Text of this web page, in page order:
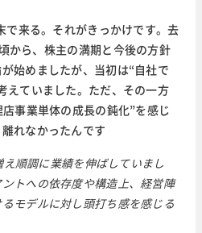
で来る。それがきっかけです。去
から、株主の満期と今後の方針
始めましたが、当初は“自社で
えていました。ただ、その一方
事業単体の成長の鈍化”を感じ
れなかったんです
順調に業績を伸ばしていまし
トへの依存度や構造上、経営陣
モデルに対し頭打ち感を感じる